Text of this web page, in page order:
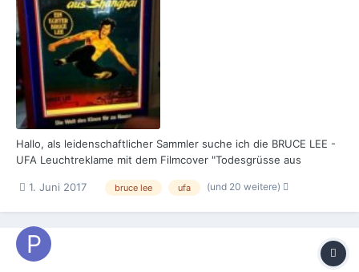
Hallo, als leidenschaftlicher Sammler suche ich die BRUCE LEE -
UFA Leuchtreklame mit dem Filmcover "Todesgrüsse aus
den Videotheken. Ich wäre sehr dankbar, wenn einer mir
1. Juni 2017 bruce lee ufa (und 20 weitere)